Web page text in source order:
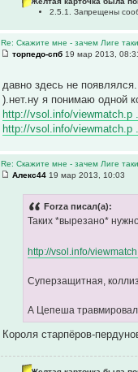
2.5.1. Запрещены
Re: Скажите мне - зачем Лиге
торпедо-спб 19 мар 2013,
давно здесь не
).нет.ну я понимаю одной
http://vsol.info/viewmatch.p
http://vsol.info/viewmatch.p
Re: Скажите мне - зачем Лиге
Алекс44 19 мар 2013, 10:03
Forza писал(а):
Таких *вырезано*
http://vsol.info/
Суперзащитная,
А Цепеша
Короля старпёров-